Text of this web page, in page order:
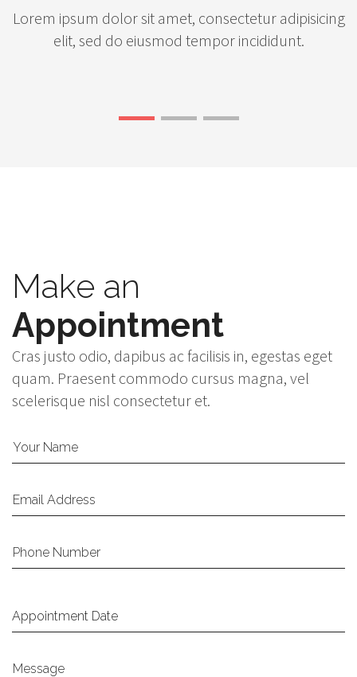
Lorem ipsum dolor sit amet, consectetur adipisicing
elit, sed do eiusmod tempor incididunt.
Make an
Appointment
Cras justo odio, dapibus ac facilisis in, egestas eget
quam. Praesent commodo cursus magna, vel
scelerisque nisl consectetur et.
Your Name
Email Address
Phone Number
Message